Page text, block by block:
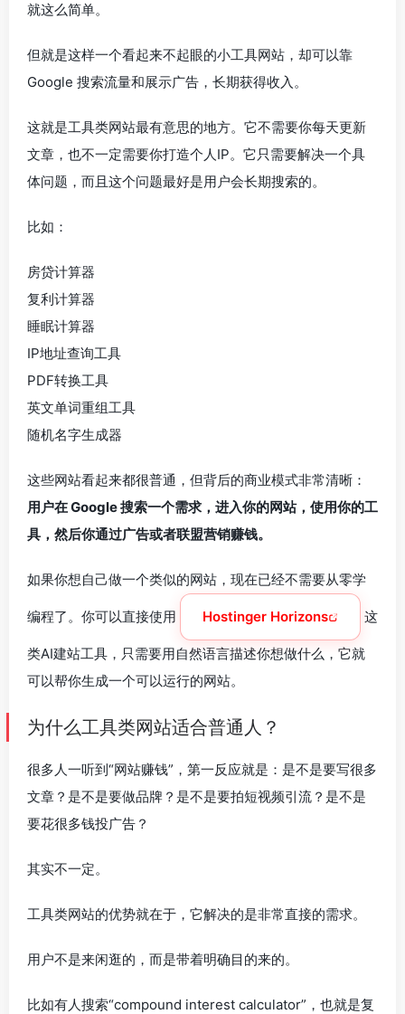
就这么简单。
但就是这样一个看起来不起眼的小工具网站，却可以靠
Google 搜索流量和展示广告，长期获得收入。
这就是工具类网站最有意思的地方。它不需要你每天更新
文章，也不一定需要你打造个人IP。它只需要解决一个具
体问题，而且这个问题最好是用户会长期搜索的。
比如：
房贷计算器
复利计算器
睡眠计算器
IP地址查询工具
PDF转换工具
英文单词重组工具
随机名字生成器
这些网站看起来都很普通，但背后的商业模式非常清晰：
用户在 Google 搜索一个需求，进入你的网站，使用你的工
具，然后你通过广告或者联盟营销赚钱。
如果你想自己做一个类似的网站，现在已经不需要从零学
编程了。你可以直接使用 Hostinger Horizons 这
类AI建站工具，只需要用自然语言描述你想做什么，它就
可以帮你生成一个可以运行的网站。
为什么工具类网站适合普通人？
很多人一听到“网站赚钱”，第一反应就是：是不是要写很多
文章？是不是要做品牌？是不是要拍短视频引流？是不是
要花很多钱投广告？
其实不一定。
工具类网站的优势就在于，它解决的是非常直接的需求。
用户不是来闲逛的，而是带着明确目的来的。
比如有人搜索“compound interest calculator”，也就是复